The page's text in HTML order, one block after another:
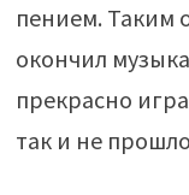
пением. Таким
окончил
прекрасно
так и не